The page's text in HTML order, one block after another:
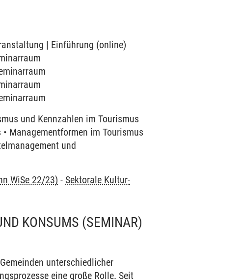
| Einführung (online)
und Kennzahlen im Tourismus
Managementformen im Tourismus
und
WiSe 22/23) - Sektorale Kultur-
KONSUMS (SEMINAR)
unterschiedlicher
eine große Rolle. Seit